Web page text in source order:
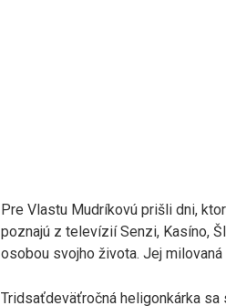
Pre Vlastu Mudríkovú prišli dni,
poznajú z televízií Senzi, Kasíno,
osobou svojho života. Jej
Tridsaťdeväťročná heligonkárka